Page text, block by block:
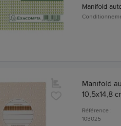
Manifold
Manifold
10,5x14,8
Référence :
103025